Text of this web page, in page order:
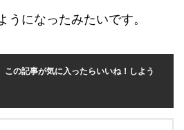
うになったみたいです。
この記事が気に入ったらいいね！しよう